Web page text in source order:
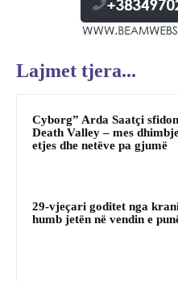
Lajmet tjera...
Cyborg” Arda Saatçi sfidon
Death Valley – mes
etjes dhe netëve pa gjumë
29-vjeçari goditet nga
humb jetën në vendin e